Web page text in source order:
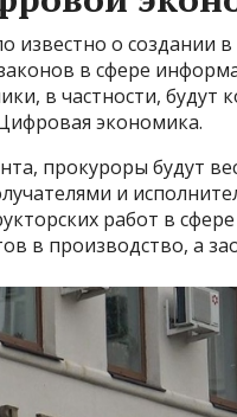
известно о
в сфере
в частности,
экономика.
прокуроры будут
и
работ в
в производство, а